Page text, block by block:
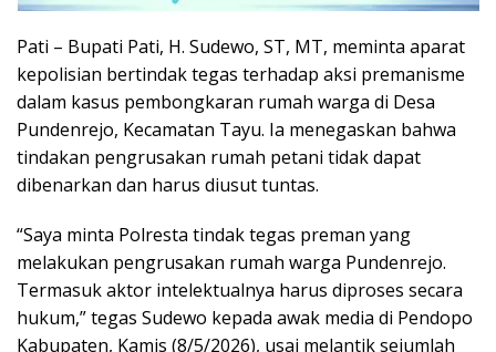
Pati – Bupati Pati, H. Sudewo, ST, MT, meminta aparat
kepolisian bertindak tegas terhadap aksi premanisme
dalam kasus pembongkaran rumah warga di Desa
Pundenrejo, Kecamatan Tayu. Ia menegaskan bahwa
tindakan pengrusakan rumah petani tidak dapat
dibenarkan dan harus diusut tuntas.
“Saya minta Polresta tindak tegas preman yang
melakukan pengrusakan rumah warga Pundenrejo.
Termasuk aktor intelektualnya harus diproses secara
hukum,” tegas Sudewo kepada awak media di Pendopo
Kabupaten, Kamis (8/5/2026), usai melantik sejumlah